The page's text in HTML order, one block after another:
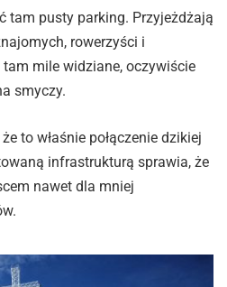
tam pusty parking. Przyjeżdżają
rowerzyści i
tam mile widziane, oczywiście
smyczy.
to właśnie połączenie dzikiej
infrastrukturą sprawia, że
nawet dla mniej